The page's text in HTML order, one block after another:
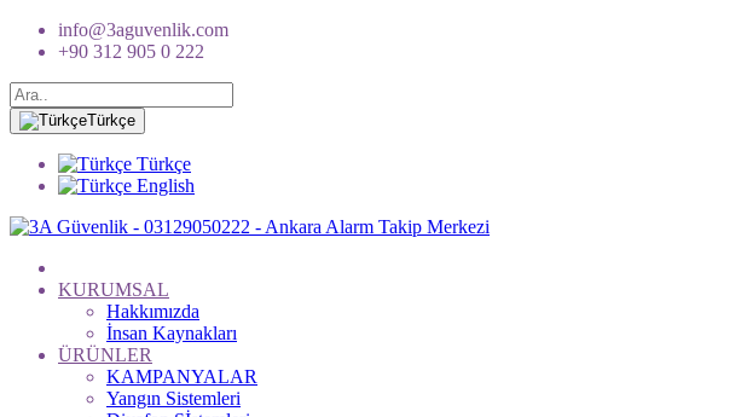
info@3aguvenlik.com
+90 312 905 0 222
Türkçe
Türkçe
English
KURUMSAL
Hakkımızda
İnsan Kaynakları
ÜRÜNLER
KAMPANYALAR
Yangın Sistemleri